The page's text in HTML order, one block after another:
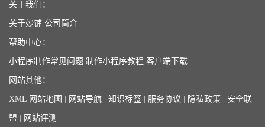
关于我们：
关于妙铺 公司简介
帮助中心：
小程序制作常见问题 制作小程序教程 客户端下载
网站其他：
XML 网站地图 网站导航 知识标签 服务协议 隐私政策 安全联
盟 网站评测